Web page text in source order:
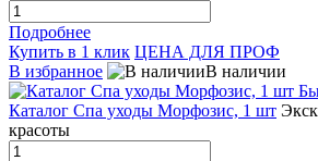
Подробнее
Купить в 1 клик ЦЕНА ДЛЯ ПРОФ
В избранное
В наличии
Каталог Спа уходы Морфозис, 1 шт
красоты